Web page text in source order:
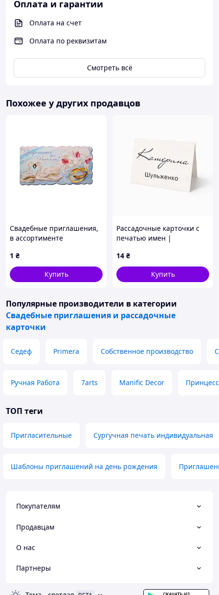
Оплата и гарантии
Оплата на счет
Оплата по реквизитам
Смотреть всё
Похожее у других продавцов
Свадебные приглашения,
в ассортименте
1 ₴
Купить
Рассадочные карточки с
печатью имен |
14 ₴
Купить
Популярные производители в категории
Свадебные приглашения и рассадочные
карточки
Седеф Primera Собственное производство
Ручная Работа 7arts Manific Decor
ТОП теги
Пригласительные Сургучная печать индивидуальная
Шаблоны приглашений на день рождения
Покупателям
Продавцам
О нас
Партнеры